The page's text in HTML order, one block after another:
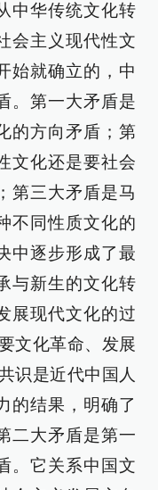
中华传统文化转
会主义现代性文
始就确立的，中
。第一大矛盾是
的方向矛盾；第
文化还是要社会
第三大矛盾是马
不同性质文化的
中逐步形成了最
与新生的文化转
展现代文化的过
文化革命、发展
识是近代中国人
的结果，明确了
二大矛盾是第一
。它关系中国文